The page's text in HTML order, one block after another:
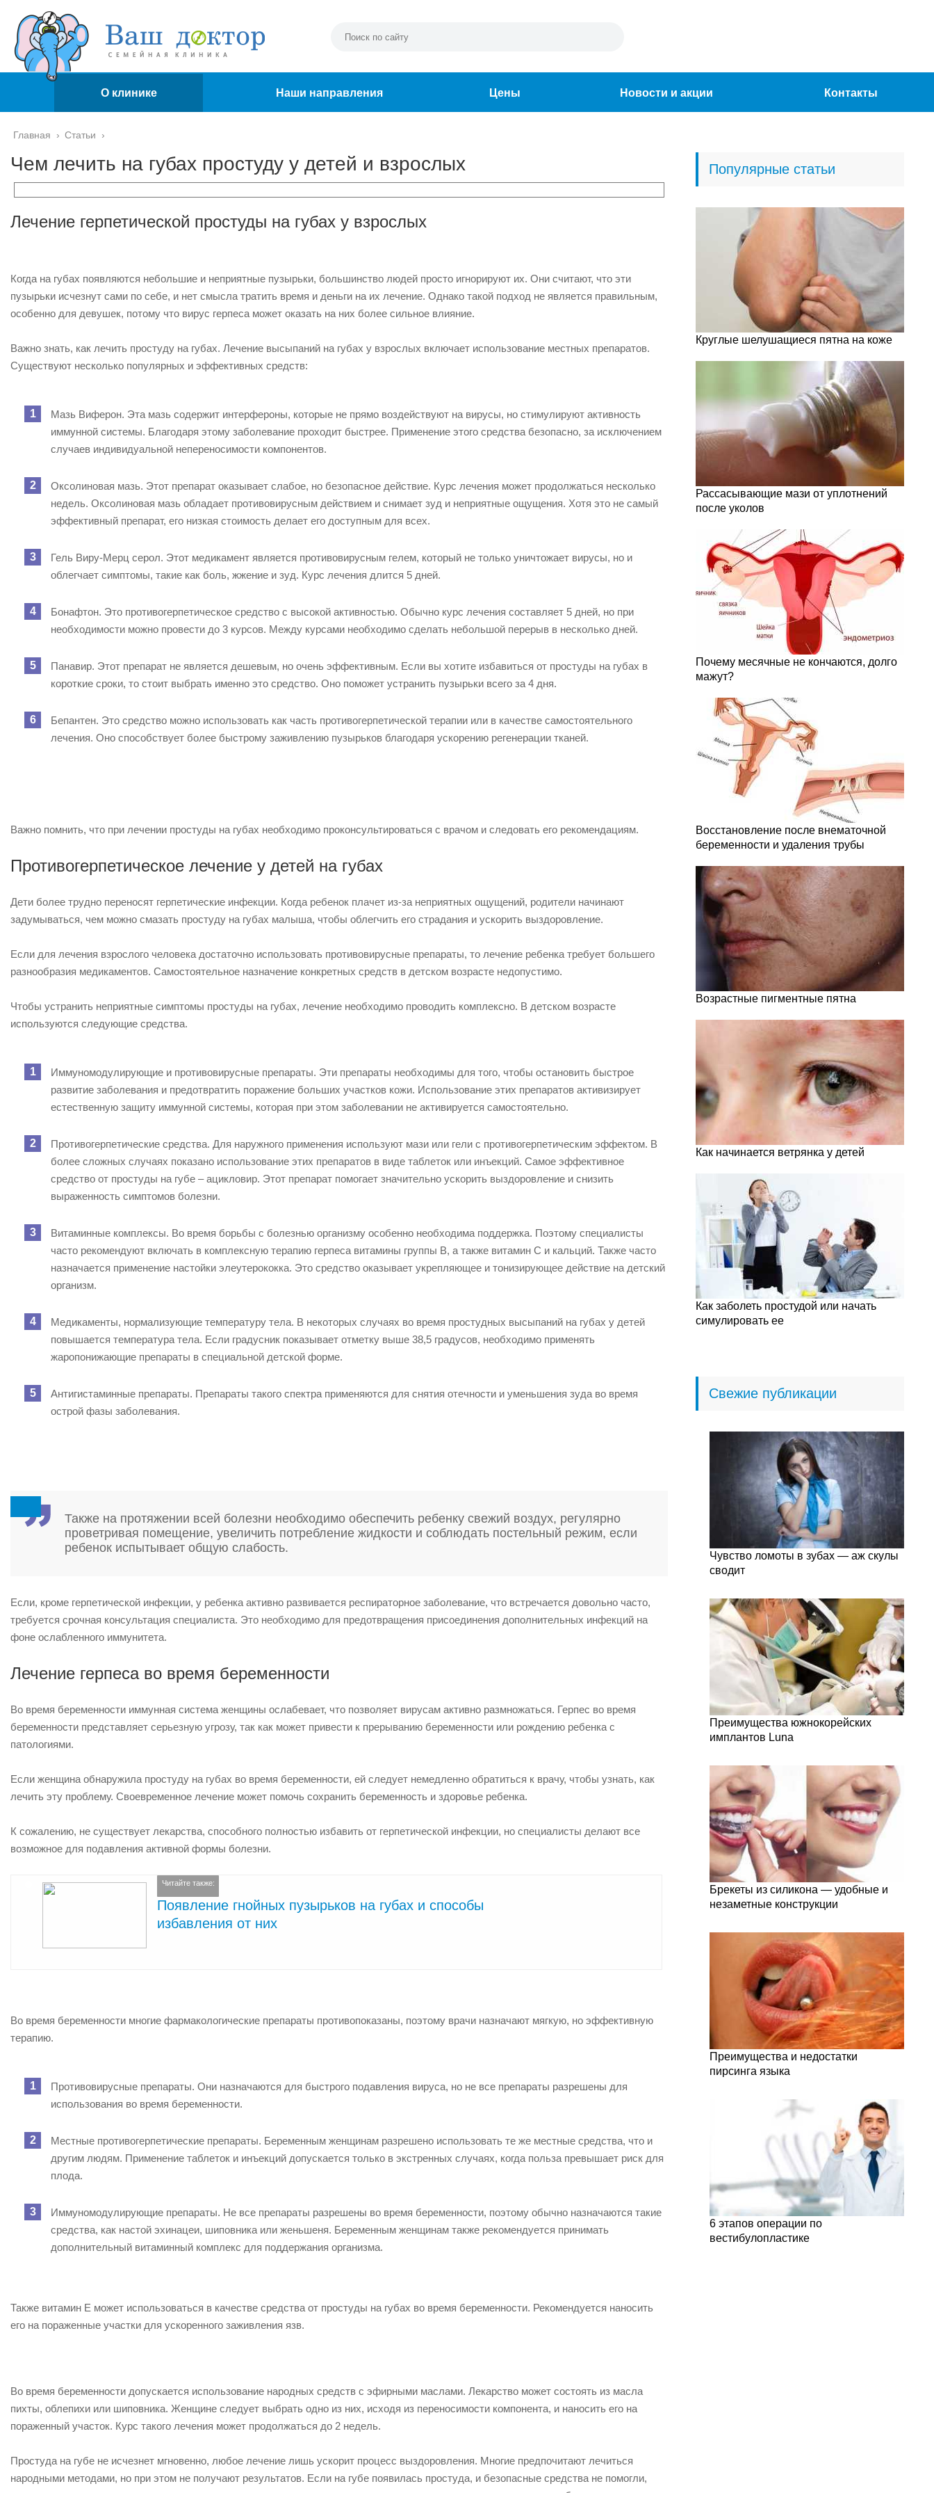
О клинике Наши направления Цены Новости и акции Контакты
Главная › Статьи ›
Чем лечить на губах простуду у детей и взрослых
Лечение герпетической простуды на губах у взрослых
Когда на губах появляются небольшие и неприятные пузырьки, большинство людей просто игнорируют их. Они считают, что эти
пузырьки исчезнут сами по себе, и нет смысла тратить время и деньги на их лечение. Однако такой подход не является правильным,
особенно для девушек, потому что вирус герпеса может оказать на них более сильное влияние.
Важно знать, как лечить простуду на губах. Лечение высыпаний на губах у взрослых включает использование местных препаратов.
Существуют несколько популярных и эффективных средств:
Мазь Виферон. Эта мазь содержит интерфероны, которые не прямо воздействуют на вирусы, но стимулируют активность
иммунной системы. Благодаря этому заболевание проходит быстрее. Применение этого средства безопасно, за исключением
случаев индивидуальной непереносимости компонентов.
Оксолиновая мазь. Этот препарат оказывает слабое, но безопасное действие. Курс лечения может продолжаться несколько
недель. Оксолиновая мазь обладает противовирусным действием и снимает зуд и неприятные ощущения. Хотя это не самый
эффективный препарат, его низкая стоимость делает его доступным для всех.
Гель Виру-Мерц серол. Этот медикамент является противовирусным гелем, который не только уничтожает вирусы, но и
облегчает симптомы, такие как боль, жжение и зуд. Курс лечения длится 5 дней.
Бонафтон. Это противогерпетическое средство с высокой активностью. Обычно курс лечения составляет 5 дней, но при
необходимости можно провести до 3 курсов. Между курсами необходимо сделать небольшой перерыв в несколько дней.
Панавир. Этот препарат не является дешевым, но очень эффективным. Если вы хотите избавиться от простуды на губах в
короткие сроки, то стоит выбрать именно это средство. Оно поможет устранить пузырьки всего за 4 дня.
Бепантен. Это средство можно использовать как часть противогерпетической терапии или в качестве самостоятельного
лечения. Оно способствует более быстрому заживлению пузырьков благодаря ускорению регенерации тканей.
Важно помнить, что при лечении простуды на губах необходимо проконсультироваться с врачом и следовать его рекомендациям.
Противогерпетическое лечение у детей на губах
Дети более трудно переносят герпетические инфекции. Когда ребенок плачет из-за неприятных ощущений, родители начинают
задумываться, чем можно смазать простуду на губах малыша, чтобы облегчить его страдания и ускорить выздоровление.
Если для лечения взрослого человека достаточно использовать противовирусные препараты, то лечение ребенка требует большего
разнообразия медикаментов. Самостоятельное назначение конкретных средств в детском возрасте недопустимо.
Чтобы устранить неприятные симптомы простуды на губах, лечение необходимо проводить комплексно. В детском возрасте
используются следующие средства.
Иммуномодулирующие и противовирусные препараты. Эти препараты необходимы для того, чтобы остановить быстрое
развитие заболевания и предотвратить поражение больших участков кожи. Использование этих препаратов активизирует
естественную защиту иммунной системы, которая при этом заболевании не активируется самостоятельно.
Противогерпетические средства. Для наружного применения используют мази или гели с противогерпетическим эффектом. В
более сложных случаях показано использование этих препаратов в виде таблеток или инъекций. Самое эффективное
средство от простуды на губе – ацикловир. Этот препарат помогает значительно ускорить выздоровление и снизить
выраженность симптомов болезни.
Витаминные комплексы. Во время борьбы с болезнью организму особенно необходима поддержка. Поэтому специалисты
часто рекомендуют включать в комплексную терапию герпеса витамины группы B, а также витамин C и кальций. Также часто
назначается применение настойки элеутерококка. Это средство оказывает укрепляющее и тонизирующее действие на детский
организм.
Медикаменты, нормализующие температуру тела. В некоторых случаях во время простудных высыпаний на губах у детей
повышается температура тела. Если градусник показывает отметку выше 38,5 градусов, необходимо применять
жаропонижающие препараты в специальной детской форме.
Антигистаминные препараты. Препараты такого спектра применяются для снятия отечности и уменьшения зуда во время
острой фазы заболевания.
Также на протяжении всей болезни необходимо обеспечить ребенку свежий воздух, регулярно
проветривая помещение, увеличить потребление жидкости и соблюдать постельный режим, если
ребенок испытывает общую слабость.
Если, кроме герпетической инфекции, у ребенка активно развивается респираторное заболевание, что встречается довольно часто,
требуется срочная консультация специалиста. Это необходимо для предотвращения присоединения дополнительных инфекций на
фоне ослабленного иммунитета.
Лечение герпеса во время беременности
Во время беременности иммунная система женщины ослабевает, что позволяет вирусам активно размножаться. Герпес во время
беременности представляет серьезную угрозу, так как может привести к прерыванию беременности или рождению ребенка с
патологиями.
Если женщина обнаружила простуду на губах во время беременности, ей следует немедленно обратиться к врачу, чтобы узнать, как
лечить эту проблему. Своевременное лечение может помочь сохранить беременность и здоровье ребенка.
К сожалению, не существует лекарства, способного полностью избавить от герпетической инфекции, но специалисты делают все
возможное для подавления активной формы болезни.
Читайте также:
Появление гнойных пузырьков на губах и способы
избавления от них
Во время беременности многие фармакологические препараты противопоказаны, поэтому врачи назначают мягкую, но эффективную
терапию.
Противовирусные препараты. Они назначаются для быстрого подавления вируса, но не все препараты разрешены для
использования во время беременности.
Местные противогерпетические препараты. Беременным женщинам разрешено использовать те же местные средства, что и
другим людям. Применение таблеток и инъекций допускается только в экстренных случаях, когда польза превышает риск для
плода.
Иммуномодулирующие препараты. Не все препараты разрешены во время беременности, поэтому обычно назначаются такие
средства, как настой эхинацеи, шиповника или женьшеня. Беременным женщинам также рекомендуется принимать
дополнительный витаминный комплекс для поддержания организма.
Также витамин Е может использоваться в качестве средства от простуды на губах во время беременности. Рекомендуется наносить
его на пораженные участки для ускоренного заживления язв.
Во время беременности допускается использование народных средств с эфирными маслами. Лекарство может состоять из масла
пихты, облепихи или шиповника. Женщине следует выбрать одно из них, исходя из переносимости компонента, и наносить его на
пораженный участок. Курс такого лечения может продолжаться до 2 недель.
Простуда на губе не исчезнет мгновенно, любое лечение лишь ускорит процесс выздоровления. Многие предпочитают лечиться
народными методами, но при этом не получают результатов. Если на губе появилась простуда, и безопасные средства не помогли,
Популярные статьи
Круглые шелушащиеся пятна на коже
Рассасывающие мази от уплотнений
после уколов
Почему месячные не кончаются, долго
мажут?
Восстановление после внематочной
беременности и удаления трубы
Возрастные пигментные пятна
Как начинается ветрянка у детей
Как заболеть простудой или начать
симулировать ее
Свежие публикации
Чувство ломоты в зубах — аж скулы
сводит
Преимущества южнокорейских
имплантов Luna
Брекеты из силикона — удобные и
незаметные конструкции
Преимущества и недостатки
пирсинга языка
6 этапов операции по
вестибулопластике